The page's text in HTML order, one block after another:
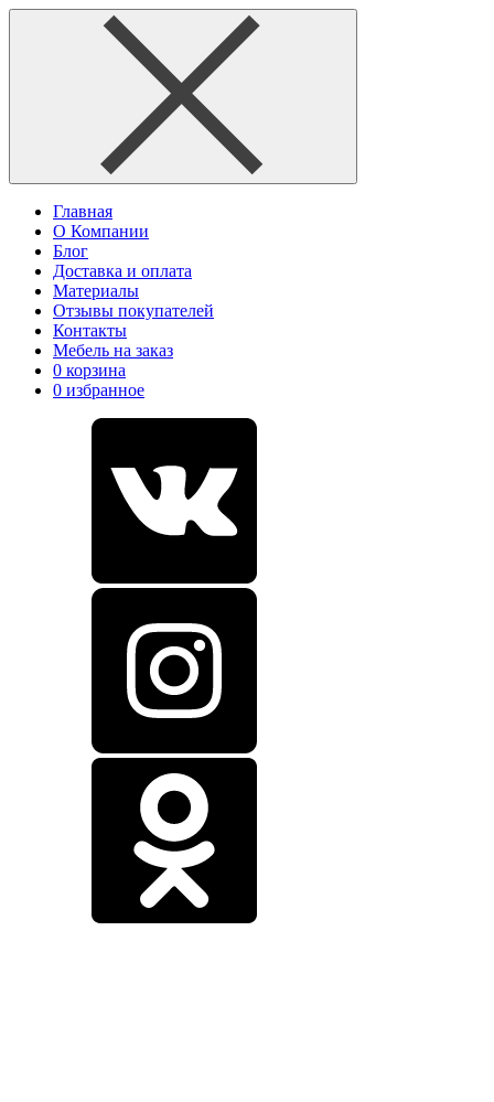
Главная
О Компании
Блог
Доставка и оплата
Материалы
Отзывы покупателей
Контакты
Мебель на заказ
0 корзина
0 избранное